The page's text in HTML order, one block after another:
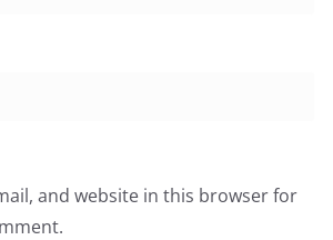
and website in this browser for